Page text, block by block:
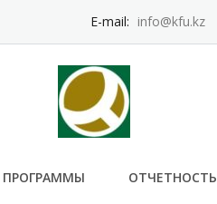
E-mail: info@kfu.kz
ПРОГРАММЫ ОТЧЕТНОСТЬ